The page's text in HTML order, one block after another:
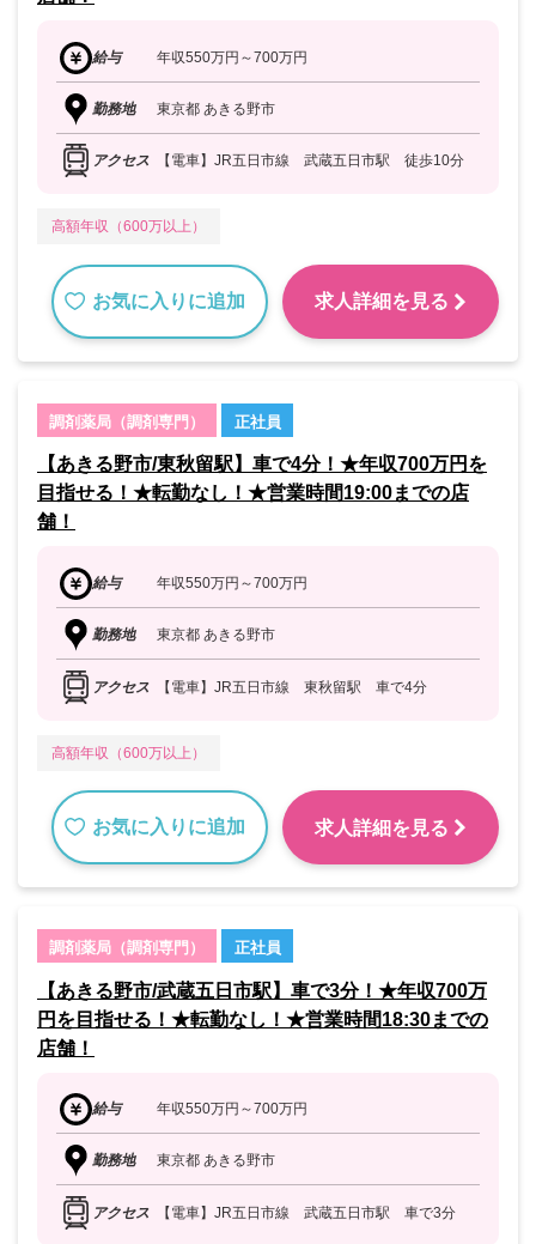
給与 年収550万円～700万円
勤務地 東京都 あきる野市
アクセス 【電車】JR五日市線 武蔵五日市駅 徒歩10分
高額年収（600万以上）
お気に入りに追加 求人詳細を見る
調剤薬局（調剤専門） 正社員
【あきる野市/東秋留駅】車で4分！★年収700万円を
目指せる！★転勤なし！★営業時間19:00までの店
舗！
給与 年収550万円～700万円
勤務地 東京都 あきる野市
アクセス 【電車】JR五日市線 東秋留駅 車で4分
高額年収（600万以上）
お気に入りに追加 求人詳細を見る
調剤薬局（調剤専門） 正社員
【あきる野市/武蔵五日市駅】車で3分！★年収700万
円を目指せる！★転勤なし！★営業時間18:30までの
店舗！
給与 年収550万円～700万円
勤務地 東京都 あきる野市
アクセス 【電車】JR五日市線 武蔵五日市駅 車で3分